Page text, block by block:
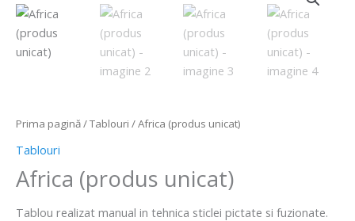
Prima pagină/Tablouri / Africa (produs unicat)
Tablouri
Africa (produs unicat)
Tablou realizat manual in tehnica sticlei pictate si fuzionate.